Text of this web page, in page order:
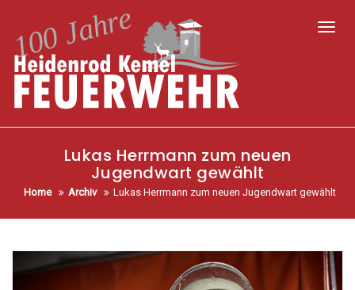
Lukas Herrmann zum neuen
Jugendwart gewählt
Home Archiv Lukas Herrmann zum neuen Jugendwart gewählt